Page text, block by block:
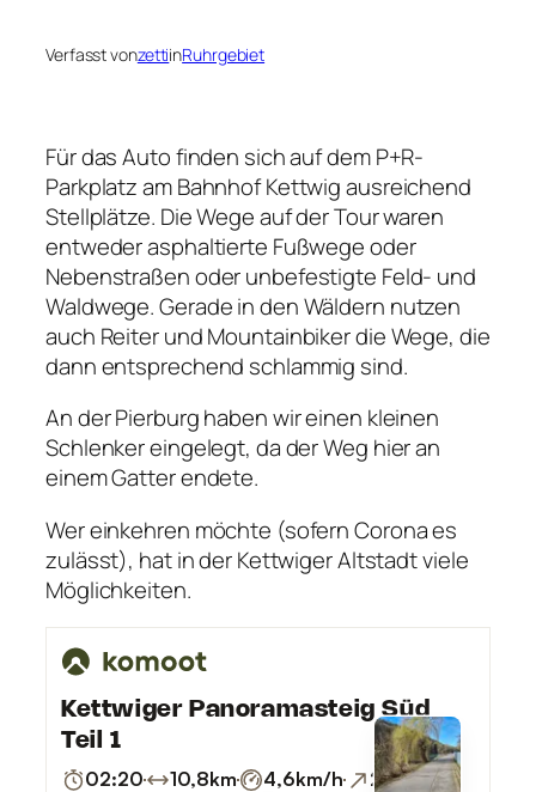
Verfasst vonzettiinRuhrgebiet
Für das Auto finden sich auf dem P+R-
Parkplatz am Bahnhof Kettwig ausreichend
Stellplätze. Die Wege auf der Tour waren
entweder asphaltierte Fußwege oder
Nebenstraßen oder unbefestigte Feld- und
Waldwege. Gerade in den Wäldern nutzen
auch Reiter und Mountainbiker die Wege, die
dann entsprechend schlammig sind.
An der Pierburg haben wir einen kleinen
Schlenker eingelegt, da der Weg hier an
einem Gatter endete.
Wer einkehren möchte (sofern Corona es
zulässt), hat in der Kettwiger Altstadt viele
Möglichkeiten.